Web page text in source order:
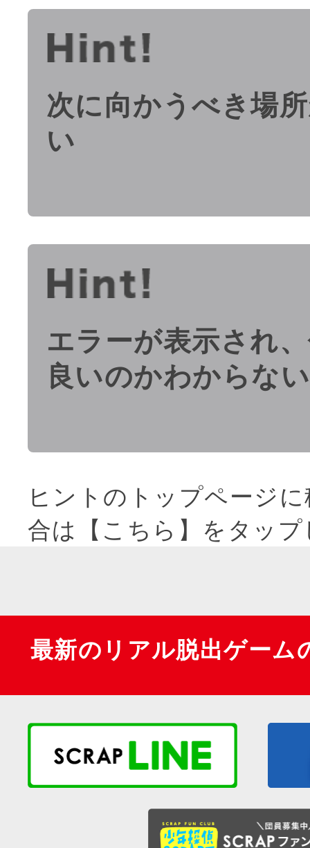
次に向かうべき場
い
エラーが表示され
良いのかわからない
ヒントのトップページ
合は
【こちら】 をタッ
最新のリアル脱出ゲーム